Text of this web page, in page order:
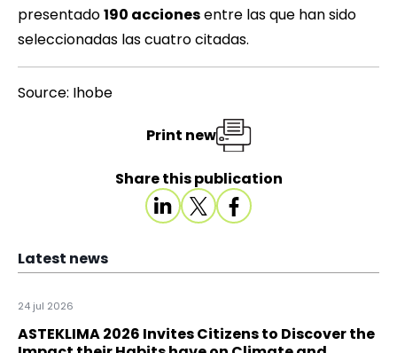
presentado190 accionesentre las que han sido
seleccionadas las cuatro citadas.
Source: Ihobe
Share this publication
Print new
Latest news
24 jul 2026
ASTEKLIMA 2026 Invites Citizens to Discover the